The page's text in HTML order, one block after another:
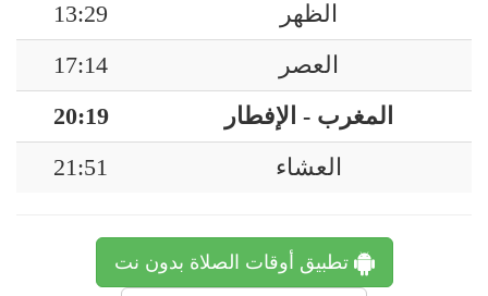
الظهر
13:29
العصر
17:14
المغرب - الإفطار
20:19
العشاء
21:51
تطبيق أوقات الصلاة بدون نت